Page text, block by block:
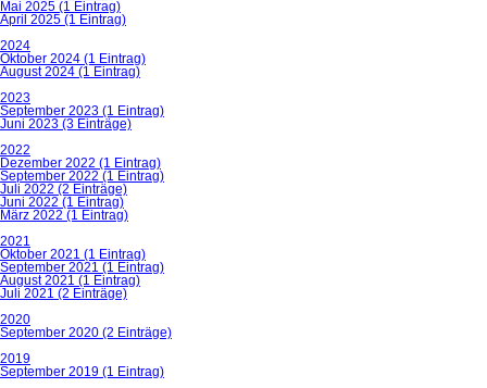
Mai 2025 (1 Eintrag)
April 2025 (1 Eintrag)
2024
Oktober 2024 (1 Eintrag)
August 2024 (1 Eintrag)
2023
September 2023 (1 Eintrag)
Juni 2023 (3 Einträge)
2022
Dezember 2022 (1 Eintrag)
September 2022 (1 Eintrag)
Juli 2022 (2 Einträge)
Juni 2022 (1 Eintrag)
März 2022 (1 Eintrag)
2021
Oktober 2021 (1 Eintrag)
September 2021 (1 Eintrag)
August 2021 (1 Eintrag)
Juli 2021 (2 Einträge)
2020
September 2020 (2 Einträge)
2019
September 2019 (1 Eintrag)